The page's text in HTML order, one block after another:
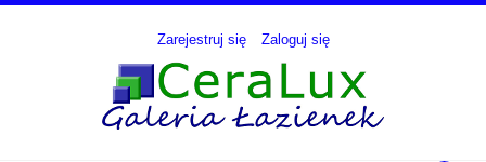
Zarejestruj się Zaloguj się